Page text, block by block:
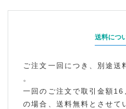
送料につ
ご注文一回につき、別途送
。
一回のご注文で取引金額
の場合、送料無料とさせて